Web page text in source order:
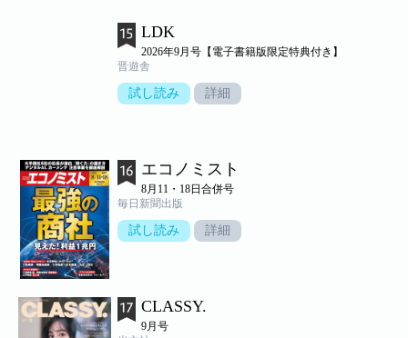
LDK
2026年9月号【電子書籍版限定特典付き】
晋遊舎
試し読み 詳細
エコノミスト
8月11・18日合併号
毎日新聞出版
試し読み 詳細
CLASSY.
9月号